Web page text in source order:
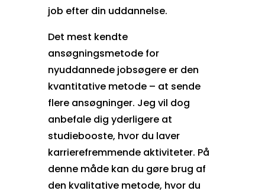
job efter din uddannelse.
Det mest kendte
ansøgningsmetode for
nyuddannede jobsøgere er den
kvantitative metode – at sende
flere ansøgninger. Jeg vil dog
anbefale dig yderligere at
studiebooste, hvor du laver
karrierefremmende aktiviteter. På
denne måde kan du gøre brug af
den kvalitative metode, hvor du